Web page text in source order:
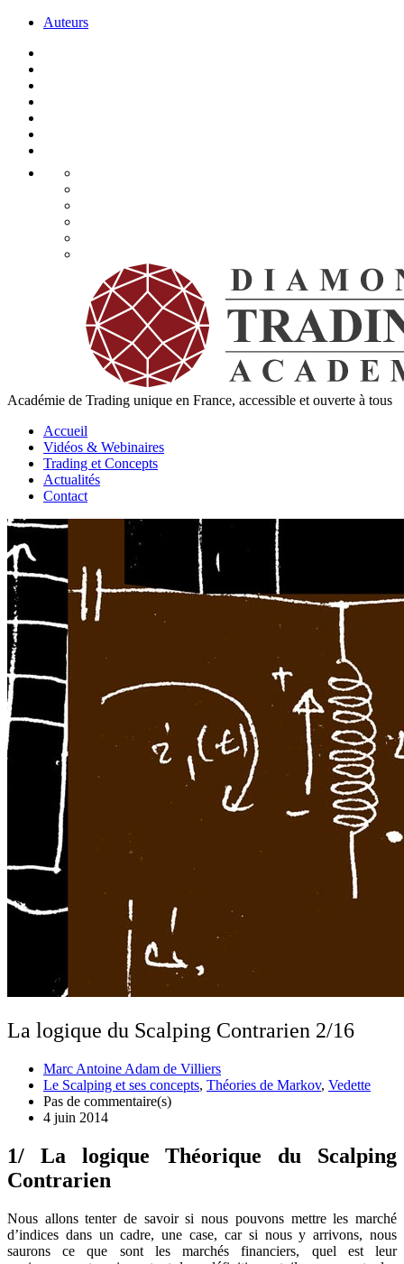
Auteurs
Académie de Trading unique en France, accessible et ouverte à tous
Accueil
Vidéos & Webinaires
Trading et Concepts
Actualités
Contact
La logique du Scalping Contrarien 2/16
Marc Antoine Adam de Villiers
Le Scalping et ses concepts, Théories de Markov, Vedette
Pas de commentaire(s)
4 juin 2014
1/ La logique Théorique du Scalping
Contrarien
Nous allons tenter de savoir si nous pouvons mettre les marché
d’indices dans un cadre, une case, car si nous y arrivons, nous
saurons ce que sont les marchés financiers, quel est leur